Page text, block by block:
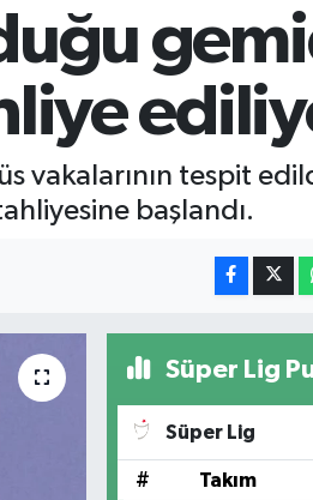
vakalarının tespit
başlandı.
Süper Lig
Süper Lig
# Takım